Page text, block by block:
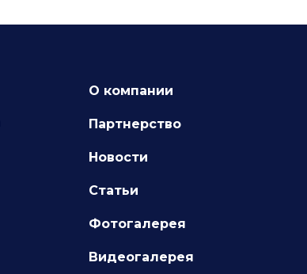
О компании
Партнерство
Новости
Статьи
Фотогалерея
Видеогалерея